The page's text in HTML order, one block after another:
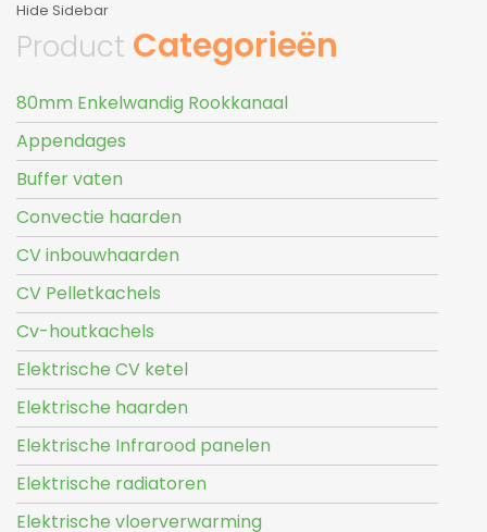
Hide Sidebar
Product Categorieën
80mm Enkelwandig Rookkanaal
Appendages
Buffer vaten
Convectie haarden
CV inbouwhaarden
CV Pelletkachels
Cv-houtkachels
Elektrische CV ketel
Elektrische haarden
Elektrische Infrarood panelen
Elektrische radiatoren
Elektrische vloerverwarming